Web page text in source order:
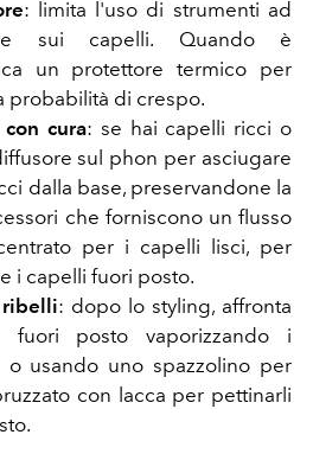
: limita l'uso di strumenti ad
sui capelli. Quando è
un protettore termico per
probabilità di crespo.
cura: se hai capelli ricci o
sul phon per asciugare
dalla base, preservandone la
che forniscono un flusso
per i capelli lisci, per
i capelli fuori posto.
: dopo lo styling, affronta
fuori posto vaporizzando i
o usando uno spazzolino per
con lacca per pettinarli